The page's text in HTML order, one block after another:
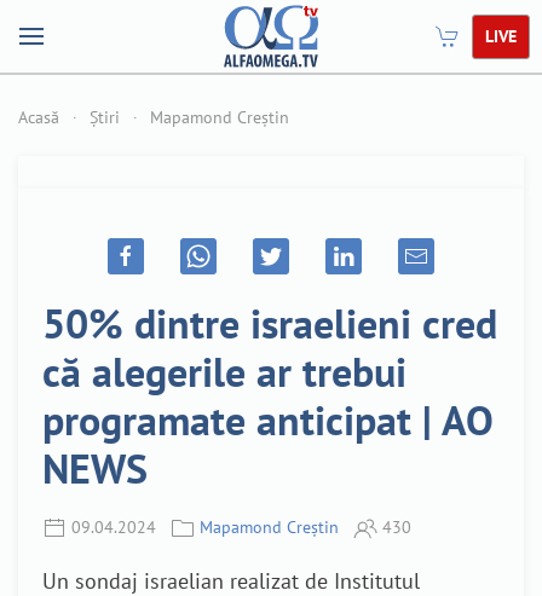
LIVE
Acasă Știri Mapamond Creștin
50% dintre israelieni cred
că alegerile ar trebui
programate anticipat | AO
NEWS
09.04.2024 Mapamond Creștin 430
Un sondaj israelian realizat de Institutul